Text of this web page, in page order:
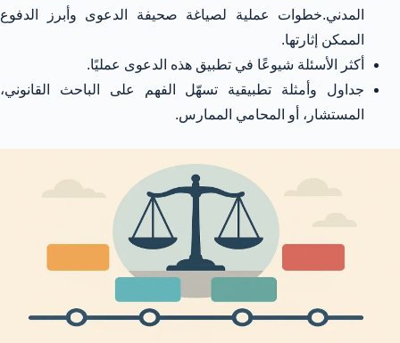
المدني.خطوات عملية لصياغة صحيفة الدعوى وأبرز الدفوع
الممكن إثارتها.
أكثر الأسئلة شيوعًا في تطبيق هذه الدعوى عمليًا.
جداول وأمثلة تطبيقية تسهّل الفهم على الباحث القانوني،
المستشار، أو المحامي الممارس.